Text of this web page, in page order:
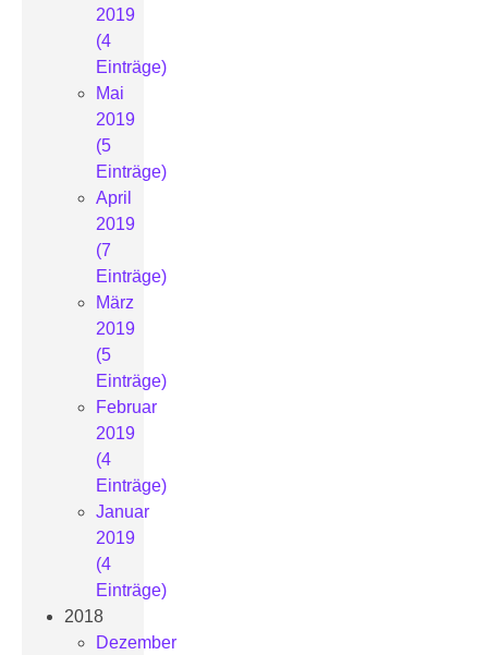
2019
(4
Einträge)
Mai
2019
(5
Einträge)
April
2019
(7
Einträge)
März
2019
(5
Einträge)
Februar
2019
(4
Einträge)
Januar
2019
(4
Einträge)
2018
Dezember